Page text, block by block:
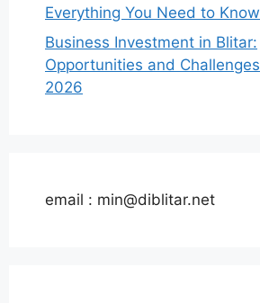
Everything You Need to Know
Business Investment in Blitar:
Opportunities and Challenges
2026
email : min@diblitar.net